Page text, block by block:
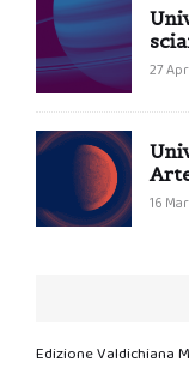
27
16
Edizione Valdichiana